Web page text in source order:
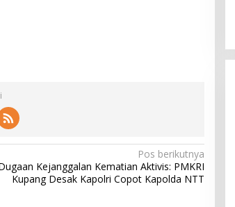
Pos berikutnya
Kejanggalan Kematian Aktivis: PMKRI
Kupang Desak Kapolri Copot Kapolda NTT
Rayakan HUT ke-52, DPD Provinsi
NTT Gelar Sejumlah Kegiatan.
Di Berita, Berita Daerah, Ekonomi, Politik